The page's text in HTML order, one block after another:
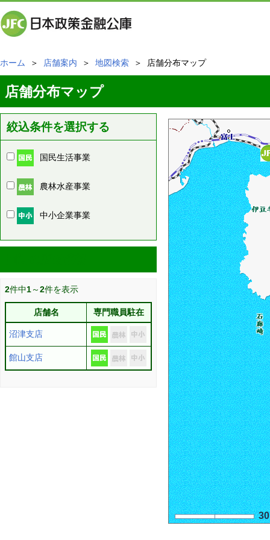
ホーム ＞ 店舗案内 ＞ 地図検索 ＞ 店舗分布マップ
店舗分布マップ
絞込条件を選択する
国民生活事業
農林水産事業
中小企業事業
2件中1～2件を表示
店舗名 専門職員駐在
沼津支店
館山支店